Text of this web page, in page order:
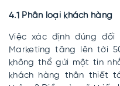
4.1 Phân loại khách hàng
Việc xác định đúng
Marketing tăng lên tới
không thể gửi một tin
khách hàng thân thiết